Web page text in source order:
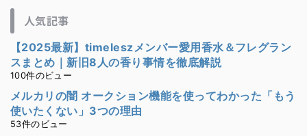
人気記事
【2025最新】timeleszメンバー愛用香水＆フレグラン
スまとめ｜新旧8人の香り事情を徹底解説
100件のビュー
メルカリの闇 オークション機能を使ってわかった「もう
使いたくない」3つの理由
53件のビュー